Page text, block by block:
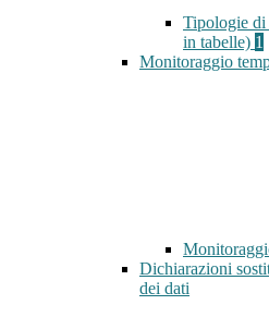
Tipologie di
in tabelle) 1
Monitoraggio
Dichiarazioni
dei dati